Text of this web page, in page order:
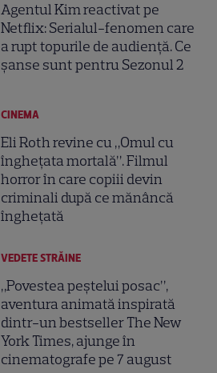
Agentul Kim reactivat pe
Netflix: Serialul-fenomen care
a rupt topurile de audiență. Ce
șanse sunt pentru Sezonul 2
CINEMA
Eli Roth revine cu „Omul cu
înghețata mortală”. Filmul
horror în care copiii devin
criminali după ce mănâncă
înghețată
VEDETE STRĂINE
„Povestea peștelui posac”,
aventura animată inspirată
dintr-un bestseller The New
York Times, ajunge în
cinematografe pe 7 august